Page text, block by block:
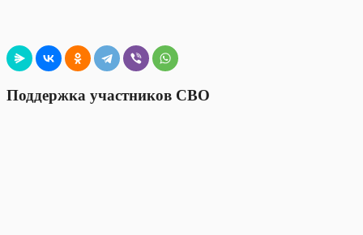
Поддержка участников СВО